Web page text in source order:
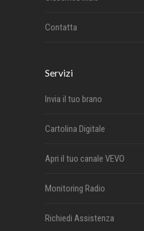
Contatta
Servizi
Invia il tuo brano
Cartolina Digitale
Apri il tuo canale VEVO
Monitoring Radio
Richiedi Assistenza